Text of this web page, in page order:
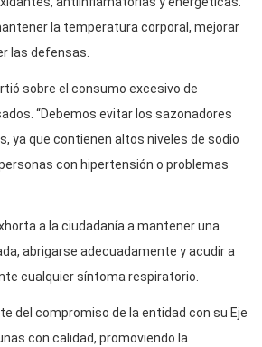
la temperatura corporal, mejorar
las defensas.
sobre el consumo excesivo de
“Debemos evitar los sazonadores
ya que contienen altos niveles de sodio
con hipertensión o problemas
a la ciudadanía a mantener una
abrigarse adecuadamente y acudir a
cualquier síntoma respiratorio.
del compromiso de la entidad con su Eje
con calidad, promoviendo la